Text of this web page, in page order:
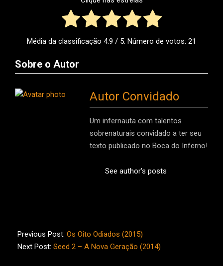
Média da classificação 4.9 / 5. Número de votos: 21
Sobre o Autor
Autor Convidado
Um infernauta com talentos
sobrenaturais convidado a ter seu
texto publicado no Boca do Inferno!
See author's posts
01-
22
Previous Post: Os Oito Odiados (2015)
Next Post: Seed 2 – A Nova Geração (2014)